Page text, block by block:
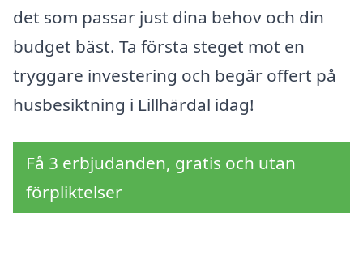
det som passar just dina behov och din
budget bäst. Ta första steget mot en
tryggare investering och begär offert på
husbesiktning i Lillhärdal idag!
Få 3 erbjudanden, gratis och utan
förpliktelser